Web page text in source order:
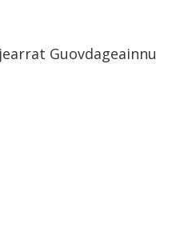
Guovdageainnu